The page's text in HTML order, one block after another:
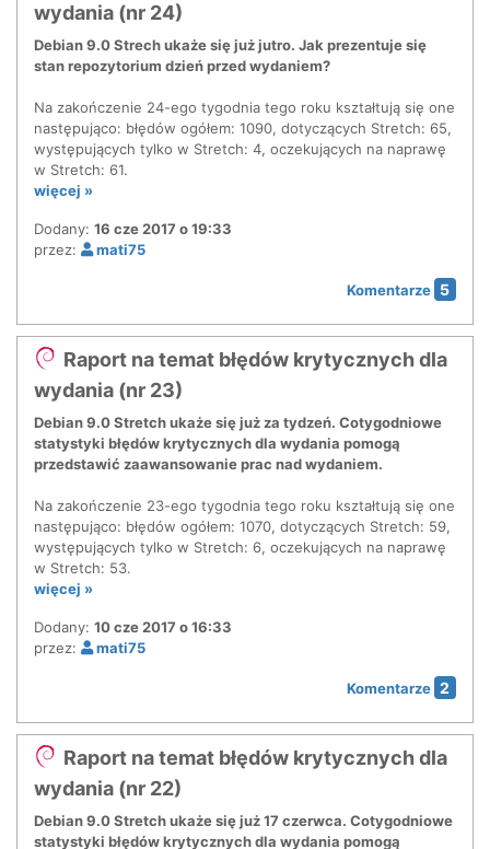
wydania (nr 24)
Debian 9.0 Strech ukaże się już jutro. Jak prezentuje się
stan repozytorium dzień przed wydaniem?
Na zakończenie 24-ego tygodnia tego roku kształtują się one
następująco: błędów ogółem: 1090, dotyczących Stretch: 65,
występujących tylko w Stretch: 4, oczekujących na naprawę
w Stretch: 61.
więcej »
Dodany: 16 cze 2017 o 19:33
przez:
mati75
Komentarze 5
Raport na temat błędów krytycznych dla
wydania (nr 23)
Debian 9.0 Stretch ukaże się już za tydzeń. Cotygodniowe
statystyki błędów krytycznych dla wydania pomogą
przedstawić zaawansowanie prac nad wydaniem.
Na zakończenie 23-ego tygodnia tego roku kształtują się one
następująco: błędów ogółem: 1070, dotyczących Stretch: 59,
występujących tylko w Stretch: 6, oczekujących na naprawę
w Stretch: 53.
więcej »
Dodany: 10 cze 2017 o 16:33
przez:
mati75
Komentarze 2
Raport na temat błędów krytycznych dla
wydania (nr 22)
Debian 9.0 Stretch ukaże się już 17 czerwca. Cotygodniowe
statystyki błędów krytycznych dla wydania pomogą